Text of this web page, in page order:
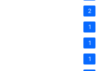
2
1
1
1